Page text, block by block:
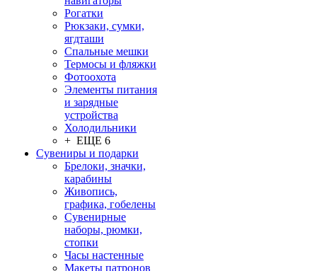
Рогатки
Рюкзаки, сумки,
ягдташи
Спальные мешки
Термосы и фляжки
Фотоохота
Элементы питания
и зарядные
устройства
Холодильники
+ ЕЩЕ 6
Сувениры и подарки
Брелоки, значки,
карабины
Живопись,
графика, гобелены
Сувенирные
наборы, рюмки,
стопки
Часы настенные
Макеты патронов